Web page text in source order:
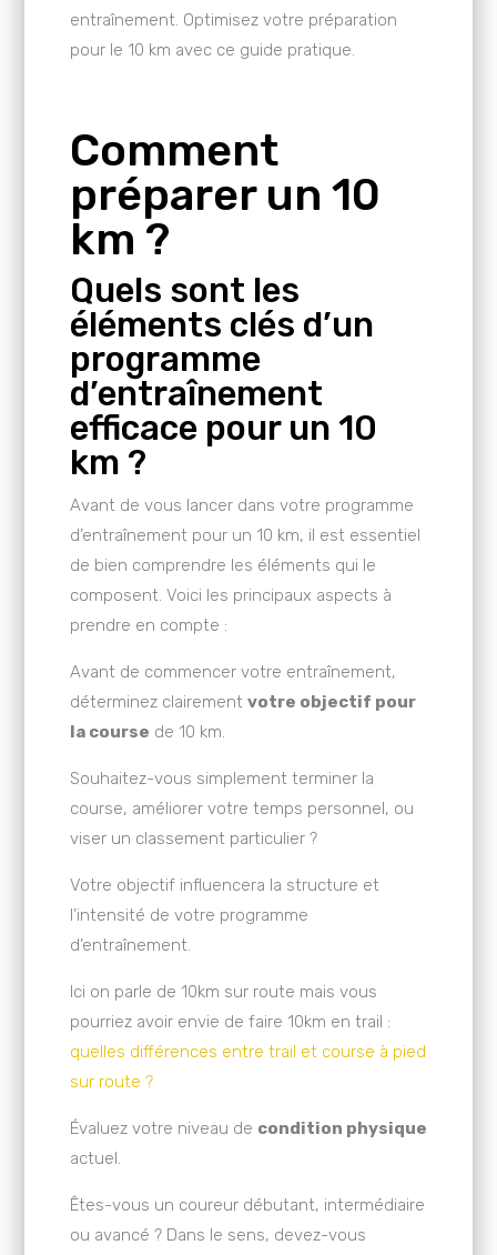
entraînement. Optimisez votre préparation
pour le 10 km avec ce guide pratique.
Comment
préparer un 10
km ?
Quels sont les
éléments clés d’un
programme
d’entraînement
efficace pour un 10
km ?
Avant de vous lancer dans votre programme
d’entraînement pour un 10 km, il est essentiel
de bien comprendre les éléments qui le
composent. Voici les principaux aspects à
prendre en compte :
Avant de commencer votre entraînement,
déterminez clairement votre objectif pour
la course de 10 km.
Souhaitez-vous simplement terminer la
course, améliorer votre temps personnel, ou
viser un classement particulier ?
Votre objectif influencera la structure et
l’intensité de votre programme
d’entraînement.
Ici on parle de 10km sur route mais vous
pourriez avoir envie de faire 10km en trail :
quelles différences entre trail et course à pied
sur route ?
Évaluez votre niveau de condition physique
actuel.
Êtes-vous un coureur débutant, intermédiaire
ou avancé ? Dans le sens, devez-vous